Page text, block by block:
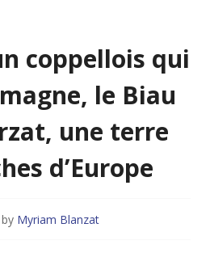
coppellois qui
le Biau
une terre
d’Europe
by Myriam Blanzat